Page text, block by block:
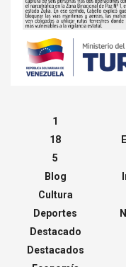
1
18
5
Blog
Cultura
Deportes
Destacado
Destacados